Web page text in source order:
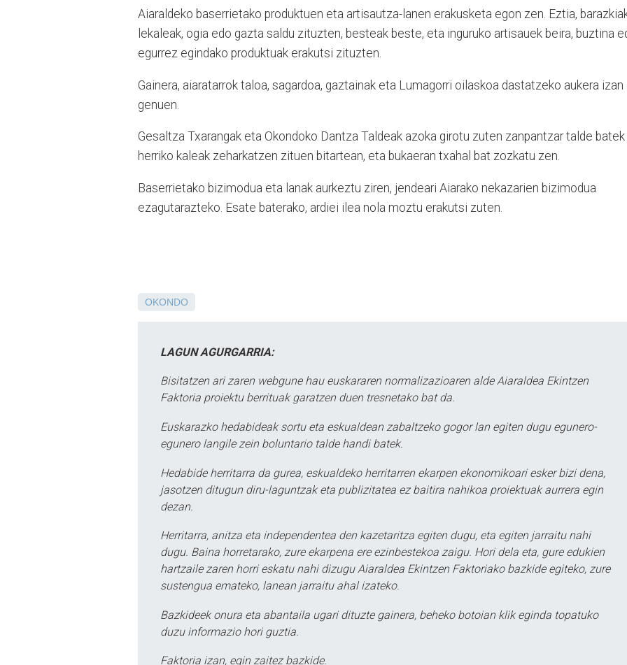
Aiaraldeko baserrietako produktuen eta artisautza-lanen erakusketa egon zen. Eztia,
lekaleak, ogia edo gazta saldu zituzten, besteak beste, eta inguruko artisauek beira, buztina
egurrez egindako produktuak erakutsi zituzten.
Gainera, aiaratarrok taloa, sagardoa, gaztainak eta Lumagorri oilaskoa dastatzeko aukera izan
genuen.
Gesaltza Txarangak eta Okondoko Dantza Taldeak azoka girotu zuten zanpantzar talde batek
herriko kaleak zeharkatzen zituen bitartean, eta bukaeran txahal bat zozkatu zen.
Baserrietako bizimodua eta lanak aurkeztu ziren, jendeari Aiarako nekazarien bizimodua
ezagutarazteko. Esate baterako, ardiei ilea nola moztu erakutsi zuten.
OKONDO
LAGUN AGURGARRIA:
Bisitatzen ari zaren webgune hau euskararen normalizazioaren alde Aiaraldea Ekintzen
Faktoria proiektu berrituak garatzen duen tresnetako bat da.
Euskarazko hedabideak sortu eta eskualdean zabaltzeko gogor lan egiten dugu egunero-
egunero langile zein boluntario talde handi batek.
Hedabide herritarra da gurea, eskualdeko herritarren ekarpen ekonomikoari esker bizi dena,
jasotzen ditugun diru-laguntzak eta publizitatea ez baitira nahikoa proiektuak aurrera egin
dezan.
Herritarra, anitza eta independentea den kazetaritza egiten dugu, eta egiten jarraitu nahi
dugu. Baina horretarako, zure ekarpena ere ezinbestekoa zaigu. Hori dela eta, gure edukien
hartzaile zaren horri eskatu nahi dizugu Aiaraldea Ekintzen Faktoriako bazkide egiteko, zure
sustengua emateko, lanean jarraitu ahal izateko.
Bazkideek onura eta abantaila ugari dituzte gainera, beheko botoian klik eginda topatuko
duzu informazio hori guztia.
Faktoria izan, egin zaitez bazkide.